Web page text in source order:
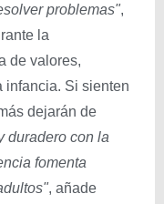
problemas",
la
de valores,
infancia. Si sienten
dejarán de
duradero con la
fomenta
, añade